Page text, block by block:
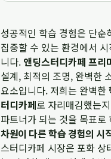
성공적인 학습 경험은 단
집중할 수 있는 환경에서
니다. 앤딩스터디카페 프리
설계, 최적의 조명, 완벽한
요소입니다. 저희는 완벽한
터디카페로 자리매김했는
파트너가 되는 것을 목표
차원이 다른 학습 경험의 시
스터디카페 시장은 포화 상